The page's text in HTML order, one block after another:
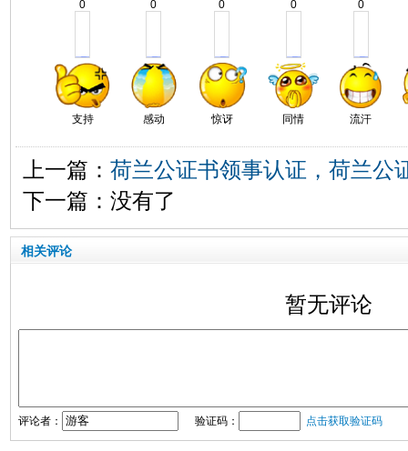
0
支持
0
感动
0
惊讶
0
同情
0
流汗
上一篇： 荷兰公证书领事认证，荷兰公
下一篇：没有了
相关评论
暂无评论
评论者： 验证码： 点击获取验证码